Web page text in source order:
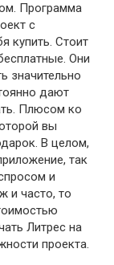
Программа
с
купить. Стоит
Они
значительно
дают
Плюсом ко
вы
В целом,
так
и
и часто, то
Литрес на
проекта.